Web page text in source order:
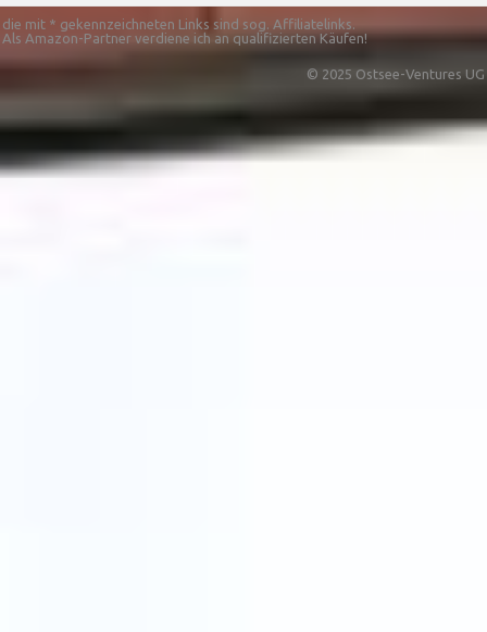
die mit * gekennzeichneten Links sind sog. Affiliatelinks.
Als Amazon-Partner verdiene ich an qualifizierten Käufen!
© 2025 Ostsee-Ventures UG